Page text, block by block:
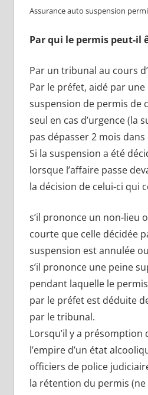
Assurance auto suspension
Par qui le permis peut-il
Par un tribunal au cours
Par le préfet, aidé par
suspension de permis de
seul en cas d’urgence (la
pas dépasser 2 mois dans
Si la suspension a été
lorsque l’affaire passe
la décision de celui-ci qui
s’il prononce un non-lieu
courte que celle décidée
suspension est annulée
s’il prononce une peine
pendant laquelle le
par le préfet est déduite
par le tribunal.
Lorsqu’il y a présomption
l’empire d’un état
officiers de police
la rétention du permis